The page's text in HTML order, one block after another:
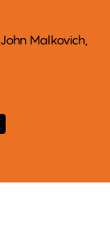
John Malkovich